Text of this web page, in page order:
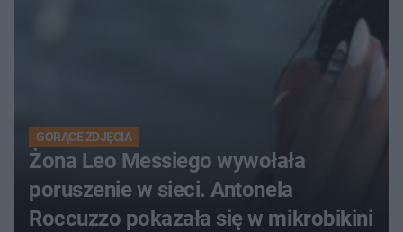
GORĄCE ZDJĘCIA
Żona Leo Messiego wywołała
poruszenie w sieci. Antonela
Roccuzzo pokazała się w mikrobikini